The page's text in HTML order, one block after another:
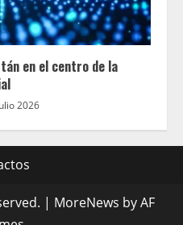
en el centro de la
2026
| MoreNews by AF